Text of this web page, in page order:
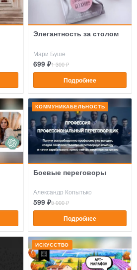
Элегантность за столом
Мари Буше
699 ₽1 300 ₽
Подробнее
КОММУНИКАБЕЛЬНОСТЬ
Боевые переговоры
Александр Копытько
599 ₽5 000 ₽
Подробнее
ИСКУССТВО